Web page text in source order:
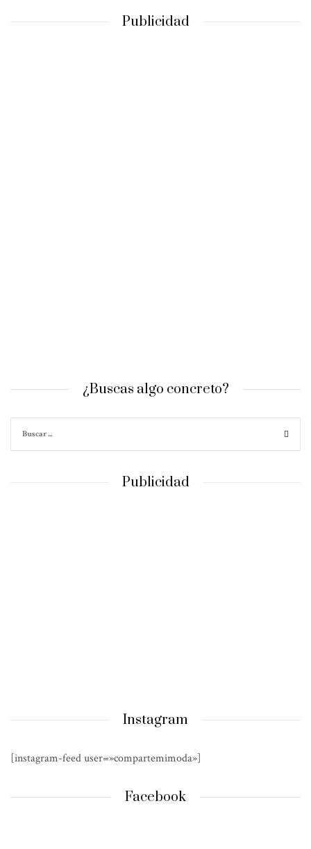
Publicidad
¿Buscas algo concreto?
Publicidad
Instagram
[instagram-feed user=»compartemimoda»]
Facebook